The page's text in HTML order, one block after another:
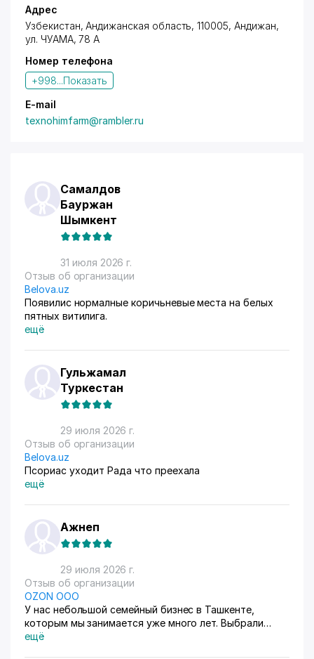
Адрес
Узбекистан, Андижанская область, 110005, Андижан,
ул. ЧУАМА, 78 А
Номер телефона
+998...Показать
E-mail
texnohimfarm@rambler.ru
Самалдов
Бауржан
Шымкент
31 июля 2026 г.
Отзыв об организации
Belova.uz
Появилис нормалные коричьневые места на белых
пятных витилига.
ещё
Гульжамал
Туркестан
29 июля 2026 г.
Отзыв об организации
Belova.uz
Псориас уходит Рада что преехала
ещё
Ажнеп
29 июля 2026 г.
Отзыв об организации
OZON ООО
У нас небольшой семейный бизнес в Ташкенте,
которым мы занимается уже много лет. Выбрали
схему ФБС, для нашего Узбекистана это пока
ещё